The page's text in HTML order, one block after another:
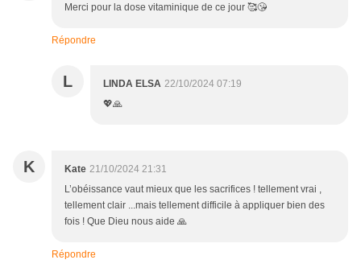
Merci pour la dose vitaminique de ce jour 🥰😘
Répondre
L LINDA ELSA 22/10/2024 07:19
💖🙏
K Kate 21/10/2024 21:31
L’obéissance vaut mieux que les sacrifices ! tellement vrai ,
tellement clair ...mais tellement difficile à appliquer bien des
fois ! Que Dieu nous aide 🙏
Répondre